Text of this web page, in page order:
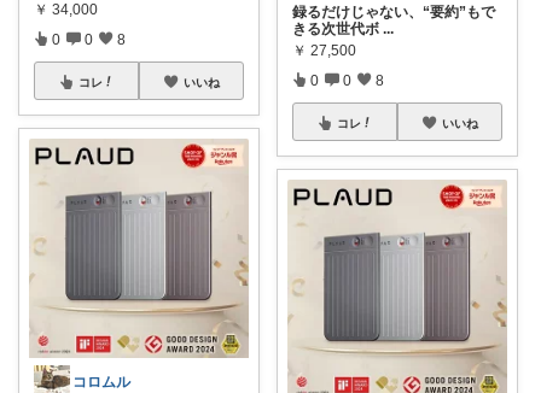
￥ 34,000
0 0 8
コレ いいね
コロムル
録るだけじゃない、“要約”もで
きる次世代ボ ...
￥ 27,500
0 0 8
コレ いいね